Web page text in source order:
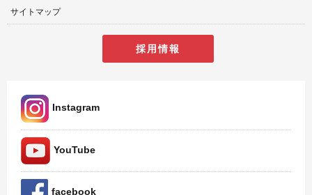
サイトマップ
採用情報
Instagram
YouTube
facebook